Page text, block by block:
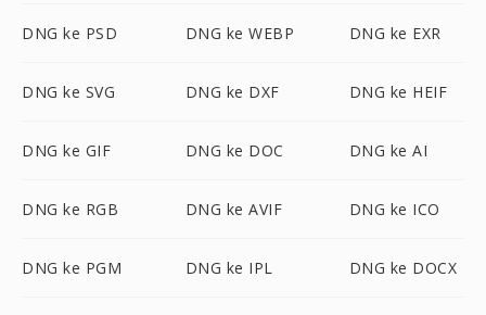
DNG ke PSD DNG ke WEBP DNG ke EXR
DNG ke SVG DNG ke DXF DNG ke HEIF
DNG ke GIF DNG ke DOC DNG ke AI
DNG ke RGB DNG ke AVIF DNG ke ICO
DNG ke PGM DNG ke IPL DNG ke DOCX